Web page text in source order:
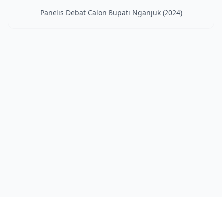
Panelis Debat Calon Bupati Nganjuk (2024)